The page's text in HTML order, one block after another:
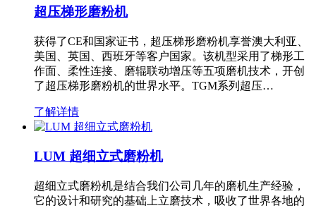
超压梯形磨粉机
获得了CE和国家证书，超压梯形磨粉机享誉澳大利亚、
美国、英国、西班牙等客户国家。该机型采用了梯形工
作面、柔性连接、磨辊联动增压等五项磨机技术，开创
了超压梯形磨粉机的世界水平。TGM系列超压…
了解详情
LUM 超细立式磨粉机
超细立式磨粉机是结合我们公司几年的磨机生产经验，
它的设计和研究的基础上立磨技术，吸收了世界各地的